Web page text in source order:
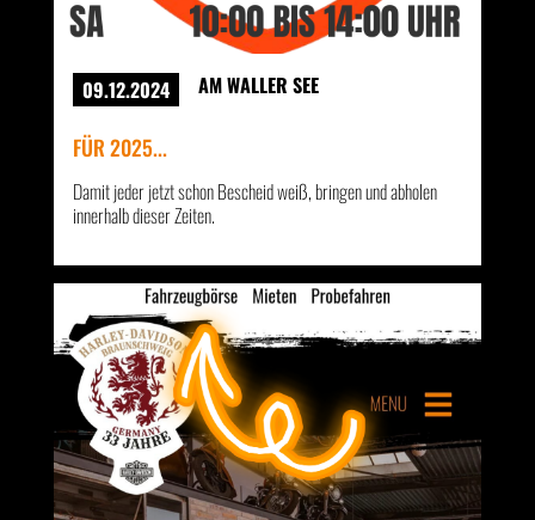
09.12.2024 AM WALLER SEE
FÜR 2025...
Damit jeder jetzt schon Bescheid weiß, bringen und abholen
innerhalb dieser Zeiten.